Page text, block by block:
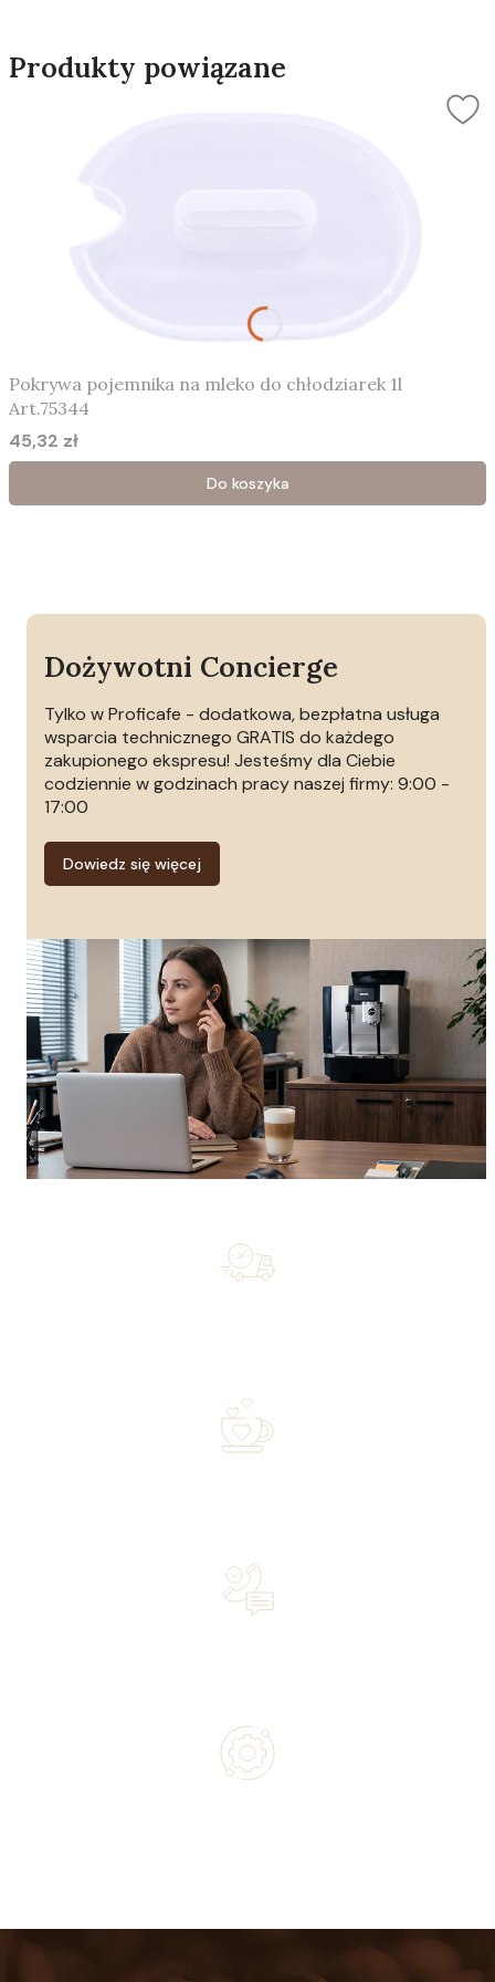
Produkty powiązane
Pokrywa pojemnika na mleko do chłodziarek 1l
Art.75344
Cena
45,32 zł
Do koszyka
Dożywotni Concierge
Tylko w Proficafe - dodatkowa, bezpłatna usługa
wsparcia technicznego GRATIS do każdego
zakupionego ekspresu! Jesteśmy dla Ciebie
codziennie w godzinach pracy naszej firmy: 9:00 -
17:00
Dowiedz się więcej